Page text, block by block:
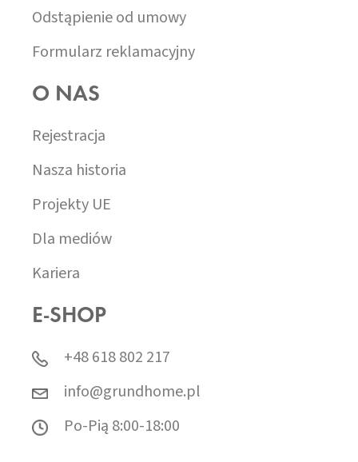
Odstąpienie od umowy
Formularz reklamacyjny
O NAS
Rejestracja
Nasza historia
Projekty UE
Dla mediów
Kariera
E-SHOP
+48 618 802 217
info@grundhome.pl
Po-Pią 8:00-18:00